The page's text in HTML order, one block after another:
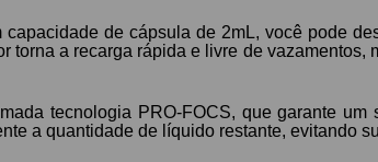
de cápsula de 2mL, você pode
a recarga rápida e livre de vazamentos,
tecnologia PRO-FOCS, que garante um
a quantidade de líquido restante, evitando